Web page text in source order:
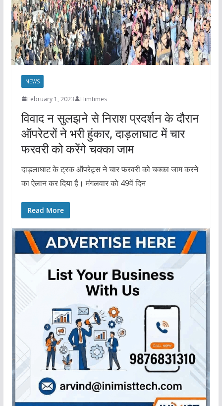
NEWS
February 1, 2023 Himtimes
विवाद न सुलझने से निराश प्रदर्शन के दौरान
ऑपरेटरों ने भरी हुंकार, दाड़लाघाट में चार
फरवरी को करेंगे चक्का जाम
दाड़लाघाट के ट्रक ऑपरेट्र्स ने चार फरवरी को चक्का जाम करने
का ऐलान कर दिया है। मंगलवार को 49वें दिन
Read More